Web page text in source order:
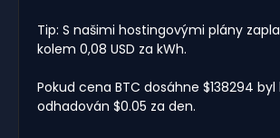
Tip: S našimi hostingovými plány
kolem 0,08 USD za kWh.
Pokud cena BTC dosáhne $138294
odhadován $0.05 za den.